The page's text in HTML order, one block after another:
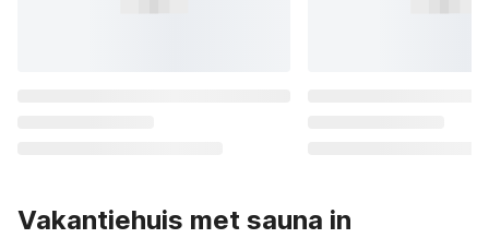
Vakantiehuis met sauna in